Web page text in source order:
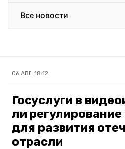
Все новости
06 АВГ, 18:12
Госуслуги в
ли
для развития
отрасли